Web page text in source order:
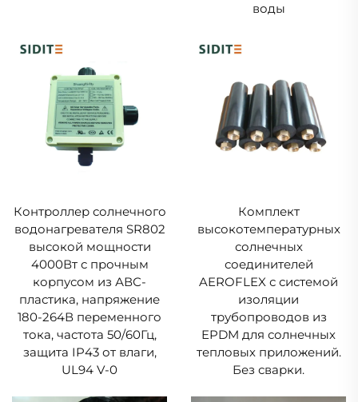
воды
Контроллер солнечного
водонагревателя SR802
высокой мощности
4000Вт с прочным
корпусом из АВС-
пластика, напряжение
180-264В переменного
тока, частота 50/60Гц,
защита IP43 от влаги,
UL94 V-0
Комплект
высокотемпературных
солнечных
соединителей
AEROFLEX с системой
изоляции
трубопроводов из
EPDM для солнечных
тепловых приложений.
Без сварки.